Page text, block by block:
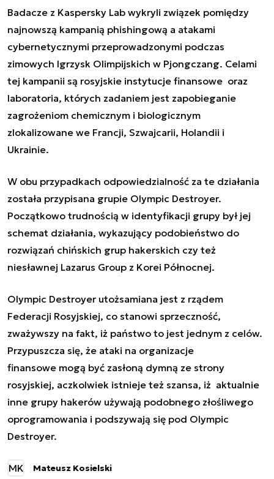
Badacze z Kaspersky Lab wykryli związek pomiędzy
najnowszą kampanią phishingową a atakami
cybernetycznymi przeprowadzonymi podczas
zimowych Igrzysk Olimpijskich w Pjongczang. Celami
tej kampanii są rosyjskie instytucje finansowe oraz
laboratoria, których zadaniem jest zapobieganie
zagrożeniom chemicznym i biologicznym
zlokalizowane we Francji, Szwajcarii, Holandii i
Ukrainie.
W obu przypadkach odpowiedzialność za te działania
została przypisana grupie Olympic Destroyer.
Początkowo trudnością w identyfikacji grupy był jej
schemat działania, wykazujący podobieństwo do
rozwiązań chińskich grup hakerskich czy też
niesławnej Lazarus Group z Korei Północnej.
Olympic Destroyer utożsamiana jest z rządem
Federacji Rosyjskiej, co stanowi sprzeczność,
zważywszy na fakt, iż państwo to jest jednym z celów.
Przypuszcza się, że ataki na organizacje
finansowe mogą być zasłoną dymną ze strony
rosyjskiej, aczkolwiek istnieje też szansa, iż aktualnie
inne grupy hakerów używają podobnego złośliwego
oprogramowania i podszywają się pod Olympic
Destroyer.
MK Mateusz Kosielski